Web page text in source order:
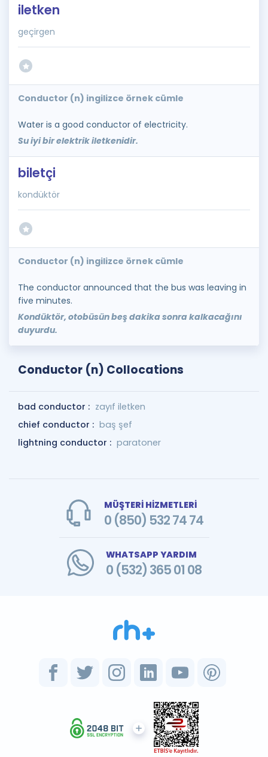
iletken
geçirgen
Conductor (n) ingilizce örnek cümle
Water is a good conductor of electricity.
Su iyi bir elektrik iletkenidir.
biletçi
kondüktör
Conductor (n) ingilizce örnek cümle
The conductor announced that the bus was leaving in
five minutes.
Kondüktör, otobüsün beş dakika sonra kalkacağını
duyurdu.
Conductor (n) Collocations
bad conductor : zayıf iletken
chief conductor : baş şef
lightning conductor : paratoner
MÜŞTERİ HİZMETLERİ
0 (850) 532 74 74
WHATSAPP YARDIM
0 (532) 365 01 08